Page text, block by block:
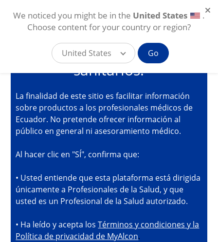
Está accediendo a la
plataforma online de Alcon
para profesionales
sanitarios.
La finalidad de este sitio es facilitar información
sobre productos a los profesionales médicos de
Ecuador. No pretende ofrecer información al
público en general ni asesoramiento médico.
Al hacer clic en "SÍ", confirma que:
• Usted entiende que esta plataforma está dirigida
únicamente a Profesionales de la Salud, y que
usted es un Profesional de la Salud autorizado.
• Ha leído y acepta losTérminos y condiciones y la
Política de privacidad de MyAlcon.
Pasar al contenido principal
We noticed you might be in the United States
.
Choose content for your country or region?
United States Go